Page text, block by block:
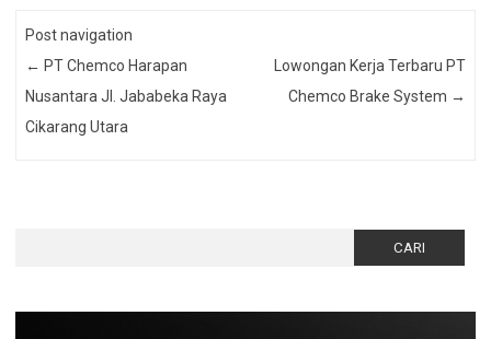
Post navigation
← PT Chemco Harapan
Nusantara Jl. Jababeka Raya
Cikarang Utara
Lowongan Kerja Terbaru PT
Chemco Brake System →